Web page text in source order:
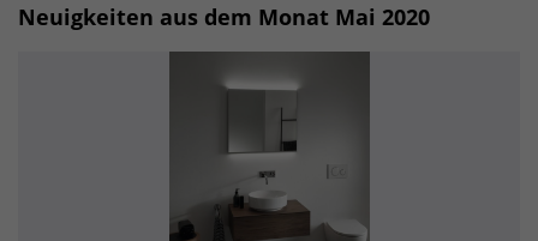
Neuigkeiten aus dem Monat Mai 2020